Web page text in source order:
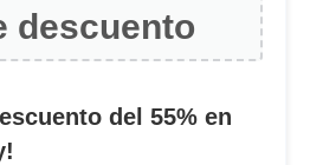
descuento
del 55% en